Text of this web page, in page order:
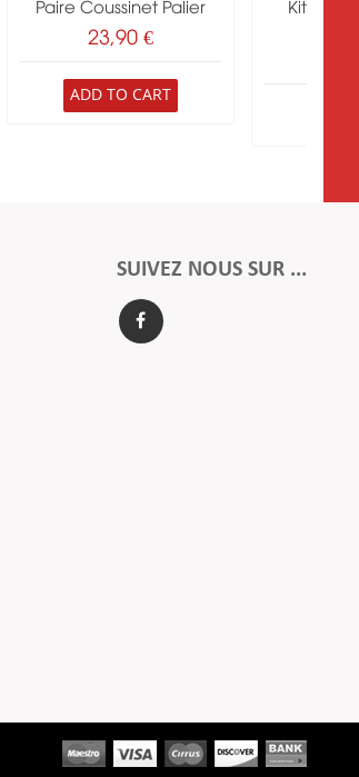
Paire Coussinet Palier
23,90 €
ADD TO CART
Kit
SUIVEZ NOUS SUR ...